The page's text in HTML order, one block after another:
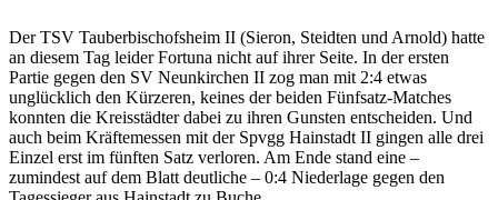
Der TSV Tauberbischofsheim II (Sieron, Steidten und Arnold) hatte
an diesem Tag leider Fortuna nicht auf ihrer Seite. In der ersten
Partie gegen den SV Neunkirchen II zog man mit 2:4 etwas
unglücklich den Kürzeren, keines der beiden Fünfsatz-Matches
konnten die Kreisstädter dabei zu ihren Gunsten entscheiden. Und
auch beim Kräftemessen mit der Spvgg Hainstadt II gingen alle drei
Einzel erst im fünften Satz verloren. Am Ende stand eine –
zumindest auf dem Blatt deutliche – 0:4 Niederlage gegen den